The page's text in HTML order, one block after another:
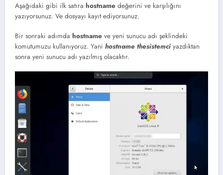
Aşağıdaki gibi ilk satıra hostname değerini ve karşılığını
yazıyorsunuz. Ve dosyayı kayıt ediyorsunuz.
Bir sonraki adımda hostname ve yeni sunucu adı şeklindeki
komutumuzu kullanıyoruz. Yani hostname thesistemci yazdıktan
sonra yeni sunucu adı yazılmış olacaktır.